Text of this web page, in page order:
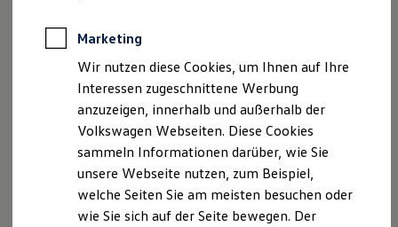
Rekuperation
Laden unterwegs
Laden Zuhause
Ladestationen finden
Ladezeitensimulator
Batterie
Sicherheit
Nachhaltigkeit
Technologie
Kosten und Kauf
Handelsregister: Amtsgericht Koblenz HRB 790
Steuernummer: 22/650/1310/0
Versicherungsvermittlerregister (
www.vermittlerregister.info) Nr.D-40XC-A9TZV-60
Erlaubnisbefreiung nach § 34d Absatz 3 GewO, erteilt
durch die IHK Koblenz, Schloßstrasse 2, 56068
Koblenz
Außergerichtliche Streitbeilegung
Marketing
Wir nutzen diese Cookies, um Ihnen auf Ihre
Interessen zugeschnittene Werbung
anzuzeigen, innerhalb und außerhalb der
Volkswagen Webseiten. Diese Cookies
sammeln Informationen darüber, wie Sie
unsere Webseite nutzen, zum Beispiel,
welche Seiten Sie am meisten besuchen oder
wie Sie sich auf der Seite bewegen. Der